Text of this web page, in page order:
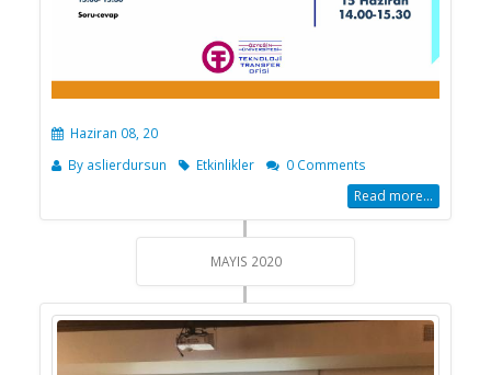
Haziran 08, 20
By aslierdursun Etkinlikler 0 Comments
Read more...
MAYIS 2020